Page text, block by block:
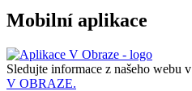
Mobilní aplikace
Sledujte informace z našeho webu v
V OBRAZE.